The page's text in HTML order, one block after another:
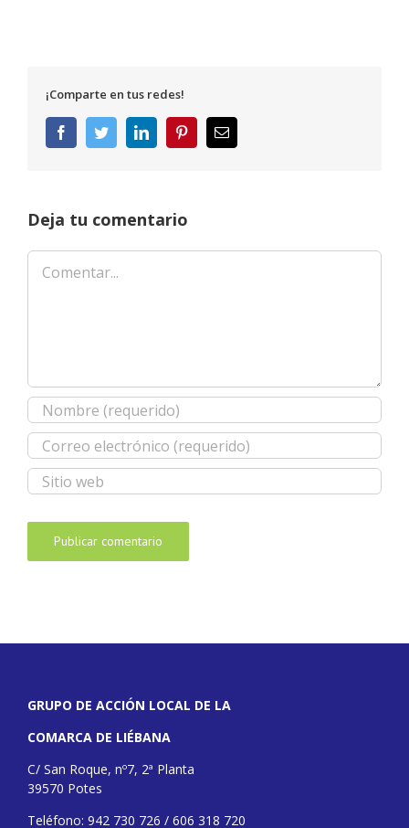
¡Comparte en tus redes!
FacebookTwitterLinkedInPinterestCorreo
electrónico
Deja tu comentario
Comentar
GRUPO DE ACCIÓN LOCAL DE LA
COMARCA DE LIÉBANA
C/ San Roque, nº7, 2ª Planta
39570 Potes
Teléfono: 942 730 726 / 606 318 720